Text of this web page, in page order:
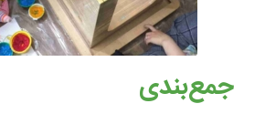
جمع‌بندی